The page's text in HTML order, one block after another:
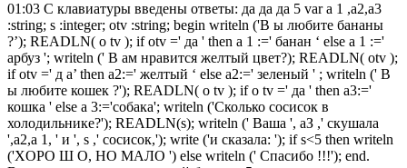
01:03 С клавиатуры введены ответы: да да да 5 var a 1 ,a2,a3
:string; s :integer; otv :string; begin writeln ('B ы любите бананы
?’); READLN( о tv ); if otv =' да ' then a 1 :=' банан ‘ else a 1 :='
арбуз '; writeln (' B ам нравится желтый цвет?); READLN( otv );
if otv =' д a’ then a2:=' желтый ‘ else a2:=' зеленый ' ; writeln (' B
ы любите кошек ?'); READLN( о tv ); if о tv =' да ' then a3:='
кошка ' else a 3:='собака'; writeln ('Сколько сосисок в
холодильнике?'); READLN(s); writeln (' Ваша ', аЗ ,' скушала
',a2,a 1, ' и ', s ,' сосисок,'); write ('и сказала: '); if s<5 then writeln
('XOPO Ш O, НО МАЛО ') else writeln (' Спасибо !!!'); end.